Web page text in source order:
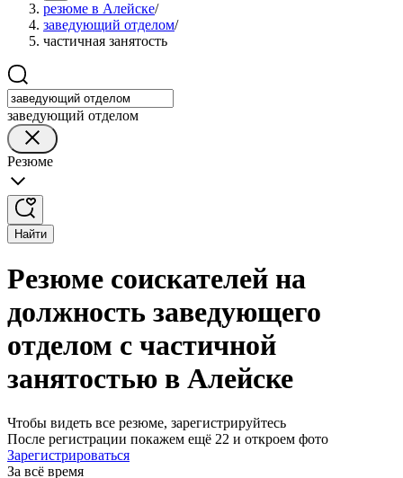
резюме в Алейске/
заведующий отделом/
частичная занятость
заведующий отделом
Резюме
Найти
Резюме соискателей на
должность заведующего
отделом с частичной
занятостью в Алейске
Чтобы видеть все резюме, зарегистрируйтесь
После регистрации покажем ещё 22 и откроем фото
Зарегистрироваться
За всё время